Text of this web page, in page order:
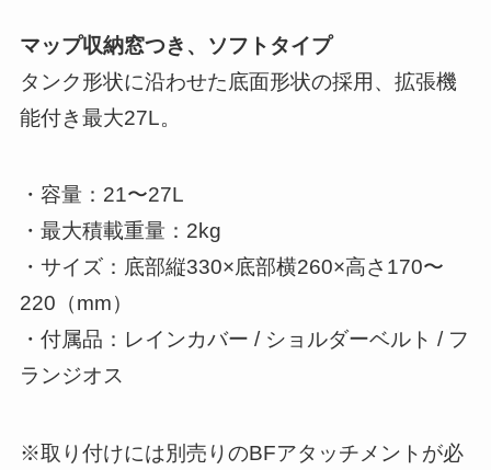
マップ収納窓つき、ソフトタイプ
タンク形状に沿わせた底面形状の採用、拡張機
能付き最大27L。
・容量：21〜27L
・最大積載重量：2kg
・サイズ：底部縦330×底部横260×高さ170〜
220（mm）
・付属品：レインカバー / ショルダーベルト / フ
ランジオス
※取り付けには別売りのBFアタッチメントが必